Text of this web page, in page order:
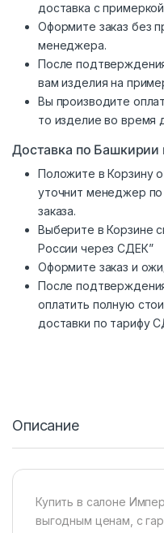
доставка с
Оформите заказ без
менеджера.
После
вам изделия на
Вы производите
то изделие во время
Доставка по Башкирии
Положите в Корзину
уточнит менеджер
заказа.
Выберите в Корзине
России через СДЕК”
Оформите заказ и
После
оплатить полную
доставки по тарифу
Описание
Купить в салоне
выгодным ценам, с